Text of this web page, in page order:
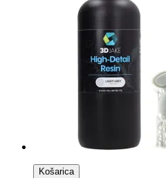
Košarica